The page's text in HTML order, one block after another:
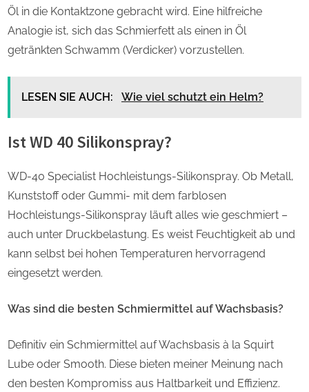
Öl in die Kontaktzone gebracht wird. Eine hilfreiche
Analogie ist, sich das Schmierfett als einen in Öl
getränkten Schwamm (Verdicker) vorzustellen.
LESEN SIE AUCH: Wie viel schutzt ein Helm?
Ist WD 40 Silikonspray?
WD-40 Specialist Hochleistungs-Silikonspray. Ob Metall,
Kunststoff oder Gummi- mit dem farblosen
Hochleistungs-Silikonspray läuft alles wie geschmiert –
auch unter Druckbelastung. Es weist Feuchtigkeit ab und
kann selbst bei hohen Temperaturen hervorragend
eingesetzt werden.
Was sind die besten Schmiermittel auf Wachsbasis?
Definitiv ein Schmiermittel auf Wachsbasis à la Squirt
Lube oder Smooth. Diese bieten meiner Meinung nach
den besten Kompromiss aus Haltbarkeit und Effizienz.